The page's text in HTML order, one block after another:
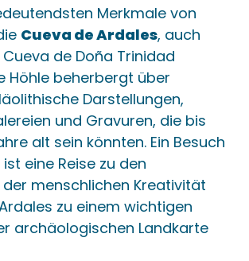
de la Peña, +
Merkmale von
Cueva de Ardales, auch
de Doña Trinidad
Höhle beherbergt über
Darstellungen,
und Gravuren, die bis
alt sein könnten. Ein Besuch
eine Reise zu den
menschlichen Kreativität
zu einem wichtigen
archäologischen Landkarte